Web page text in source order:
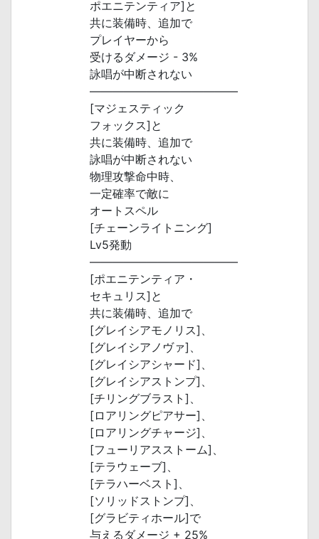
ポエニテンティア]と
共に装備時、追加で
プレイヤーから
受けるダメージ - 3%
詠唱が中断されない
―――――――――――――
[マジェスティック
フォックス]と
共に装備時、追加で
詠唱が中断されない
物理攻撃命中時、
一定確率で敵に
オートスペル
[チェーンライトニング]
Lv5発動
―――――――――――――
[ポエニテンティア・
セキュリス]と
共に装備時、追加で
[グレイシアモノリス]、
[グレイシアノヴァ]、
[グレイシアシャード]、
[グレイシアストンプ]、
[チリングブラスト]、
[ロアリングピアサー]、
[ロアリングチャージ]、
[フューリアスストーム]、
[テラウェーブ]、
[テラハーベスト]、
[ソリッドストンプ]、
[グラビティホール]で
与えるダメージ + 25%